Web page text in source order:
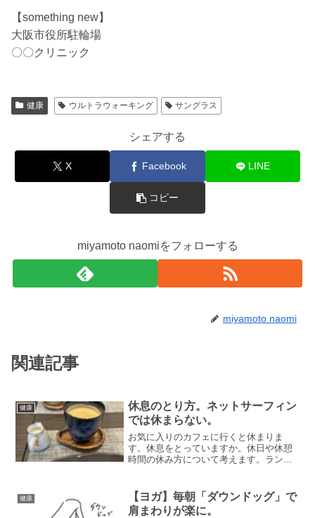
【something new】
大阪市役所駐輪場
〇〇クリニック
健康 ウルトラウォーキング サングラス
シェアする
X Facebook LINE
コピー
miyamoto naomiをフォローする
miyamoto naomi
関連記事
健康
休息のとり方。ネットサーフィン
では休まらない。
お気に入りのカフェに行くと休まりま
す。休息をとっていますか。休日や休憩
時間の休み方について考えます。ランチ
をめいっぱいとることがありました。長
く「仕事をしていなければ」...
健康
【ヨガ】毎朝「ダウンドッグ」で
肩まわりが楽に。